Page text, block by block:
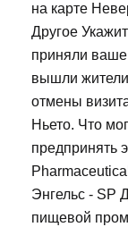
на карте
Другое
приняли
вышли
отмены
Ньето. Что
предпринять
Энгельс - SP
пищевой